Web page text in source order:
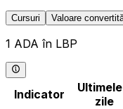
Cursuri Valoare
1 ADA în LBP
Indicator
zile